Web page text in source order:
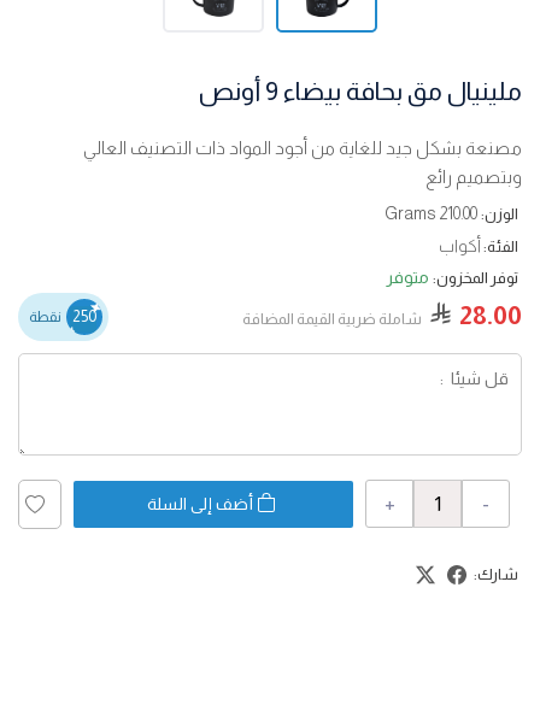
ملينيال مق بحافة بيضاء 9 أونص
مصنعة بشكل جيد للغاية من أجود المواد ذات التصنيف العالي
وبتصميم رائع
الوزن: 210.00 Grams
الفئة: أكواب
توفر المخزون: متوفر
28.00 شاملة ضربية القيمة المضافة 250 نقطة
-
+ أضف إلى السلة
شارك: